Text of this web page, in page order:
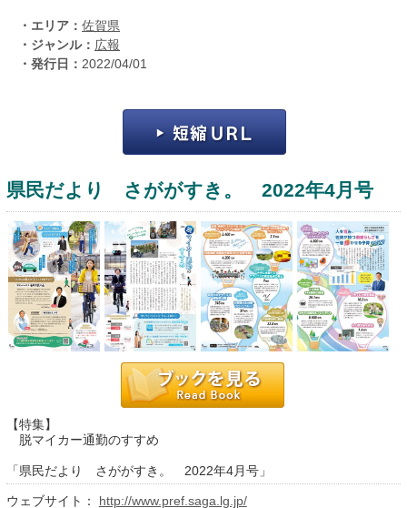
・エリア： 佐賀県
・ジャンル： 広報
・発行日： 2022/04/01
県民だより さががすき。 2022年4月号
【特集】
脱マイカー通勤のすすめ
「県民だより さががすき。 2022年4月号」
ウェブサイト： http://www.pref.saga.lg.jp/
↓↓ ebooks専用本棚 ↓↓
運営：福博印刷
saga ebooksとは
よくある質問
お問い合わせ